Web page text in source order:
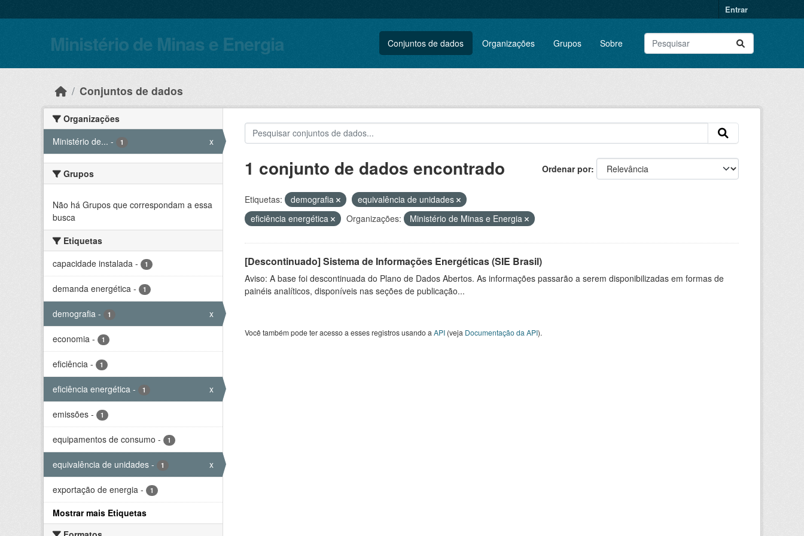
Entrar
Ministério de Minas e Energia Conjuntos de dados Organizações Grupos Sobre
Conjuntos de dados
Organizações
Ministério de... - 1 x
Grupos
Não há Grupos que correspondam a essa
busca
Etiquetas
capacidade instalada - 1
demanda energética - 1
demografia - 1 x
economia - 1
eficiência - 1
eficiência energética - 1 x
emissões - 1
equipamentos de consumo - 1
equivalência de unidades - 1 x
exportação de energia - 1
Mostrar mais Etiquetas
Ordenar por
1 conjunto de dados encontrado
Etiquetas: demografia
equivalência de unidades
eficiência energética
Organizações: Ministério de Minas e Energia
[Descontinuado] Sistema de Informações Energéticas (SIE Brasil)
Aviso: A base foi descontinuada do Plano de Dados Abertos. As informações passarão a serem disponibilizadas em formas de
painéis analíticos, disponíveis nas seções de publicação...
Você também pode ter acesso a esses registros usando a API(veja Documentação da API).